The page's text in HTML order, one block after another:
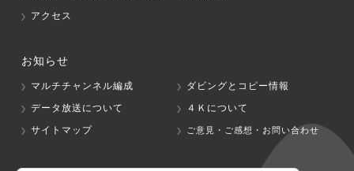
アクセス
お知らせ
マルチチャンネル編成
ダビングとコピー情報
データ放送について
４Ｋについて
サイトマップ
ご意見・ご感想・お問い合わせ